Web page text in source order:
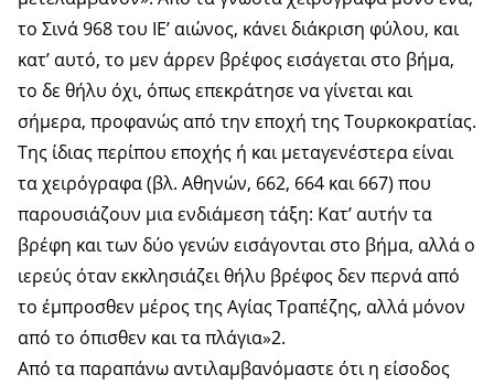
το Σινά 968 του IE’ αιώνος, κάνει διάκριση φύλου, και
κατ’ αυτό, το μεν άρρεν βρέφος εισάγεται στο βήμα,
το δε θήλυ όχι, όπως επεκράτησε να γίνεται και
σήμερα, προφανώς από την εποχή της Τουρκοκρατίας.
Της ίδιας περίπου εποχής ή και μεταγενέστερα είναι
τα χειρόγραφα (βλ. Αθηνών, 662, 664 και 667) που
παρουσιάζουν μια ενδιάμεση τάξη: Κατ’ αυτήν τα
βρέφη και των δύο γενών εισάγονται στο βήμα, αλλά ο
ιερεύς όταν εκκλησιάζει θήλυ βρέφος δεν περνά από
το έμπροσθεν μέρος της Αγίας Τραπέζης, αλλά μόνον
από το όπισθεν και τα πλάγια»2.
Από τα παραπάνω αντιλαμβανόμαστε ότι η είσοδος